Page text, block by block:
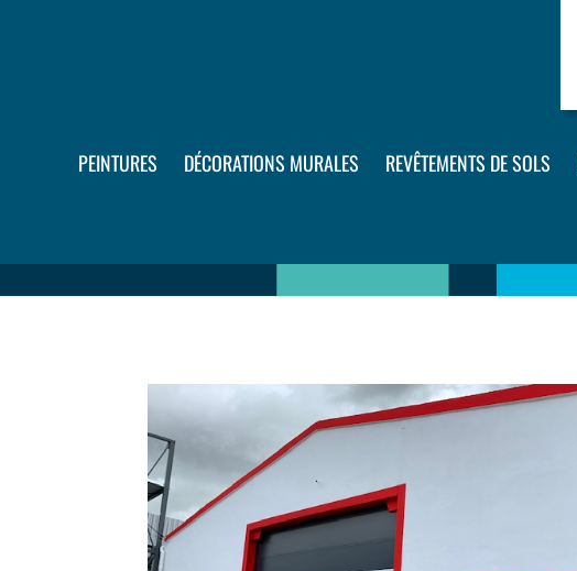
PEINTURES DÉCORATIONS MURALES REVÊTEMENTS DE SOLS